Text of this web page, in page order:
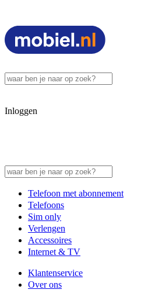
Inloggen
Telefoon met abonnement
Telefoons
Sim only
Verlengen
Accessoires
Internet & TV
Klantenservice
Over ons